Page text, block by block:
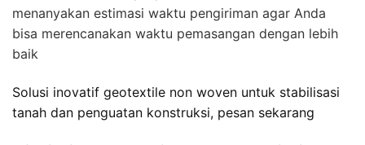
menanyakan estimasi waktu pengiriman agar Anda
bisa merencanakan waktu pemasangan dengan lebih
baik
Solusi inovatif geotextile non woven untuk stabilisasi
tanah dan penguatan konstruksi, pesan sekarang